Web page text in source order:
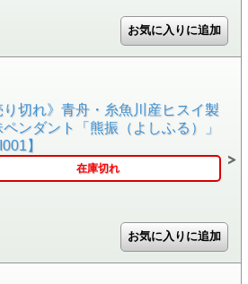
り切れ》青舟・糸魚川産ヒスイ製
ペンダント「熊振（よしふる）」
】
在庫切れ